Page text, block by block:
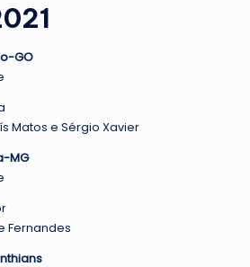
GO
Matos e Sérgio Xavier
MG
Fernandes